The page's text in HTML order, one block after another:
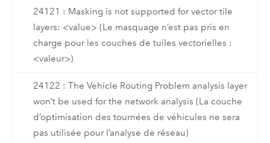
24121 : Masking is not supported for vector tile
layers: <value> (Le masquage n’est pas pris en
charge pour les couches de tuiles vectorielles :
<valeur>)
24122 : The Vehicle Routing Problem analysis layer
won’t be used for the network analysis (La couche
d’optimisation des tournées de véhicules ne sera
pas utilisée pour l’analyse de réseau)